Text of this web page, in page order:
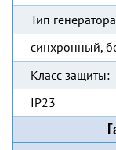
Тип
синхронный,
Класс защиты:
IP23